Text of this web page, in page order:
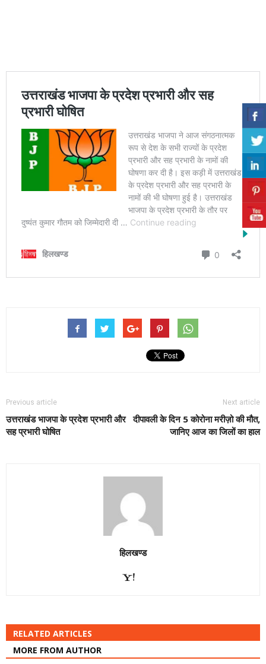
Previous article
उत्तराखंड भाजपा के प्रदेश प्रभारी और
सह प्रभारी घोषित
Next article
दीपावली के दिन 5 कोरोना मरीज़ो की मौत,
जानिए आज का जिलों का हाल
हिलखण्ड
RELATED ARTICLES
MORE FROM AUTHOR